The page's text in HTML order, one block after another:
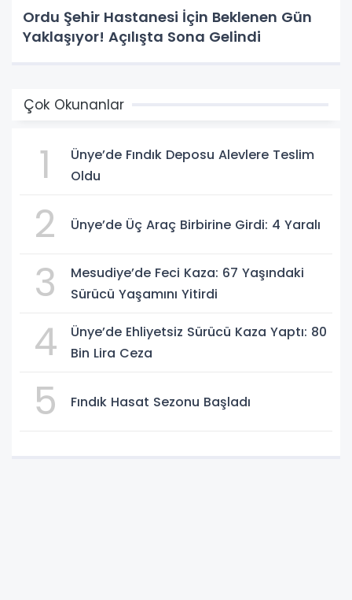
Ordu Şehir Hastanesi İçin Beklenen Gün
Yaklaşıyor! Açılışta Sona Gelindi
Çok Okunanlar
1
Ünye’de Fındık Deposu Alevlere Teslim
Oldu
2 Ünye’de Üç Araç Birbirine Girdi: 4 Yaralı
3
Mesudiye’de Feci Kaza: 67 Yaşındaki
Sürücü Yaşamını Yitirdi
4
Ünye’de Ehliyetsiz Sürücü Kaza Yaptı: 80
Bin Lira Ceza
5 Fındık Hasat Sezonu Başladı